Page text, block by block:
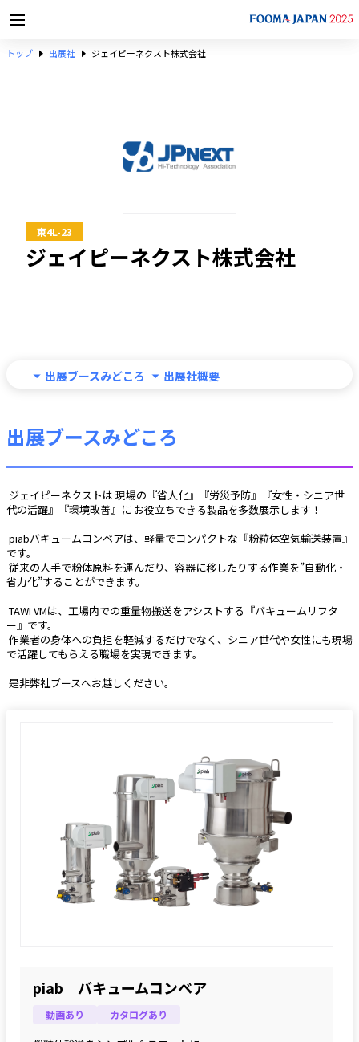
トップ 出展社 ジェイピーネクスト株式会社
東4L-23
ジェイピーネクスト株式会社
出展ブースみどころ 出展社概要
出展ブースみどころ
代の活躍』『環境改善』に お役立ちできる製品を多数展示します！
です。
省力化”することができます。
ー』です。
で活躍してもらえる職場を実現できます。
是非弊社ブースへお越しください。
piab バキュームコンベア
動画あり カタログあり